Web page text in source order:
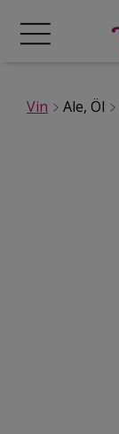
Vin Ale, Öl